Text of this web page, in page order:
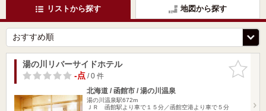
リストから探す 地図から探す
お気に入
りに追加
湯の川リバーサイドホテル
-点/ 0 件
北海道 / 函館市 / 湯の川温泉
湯の川温泉駅672m
ＪＲ 函館駅より車で１５分／函館空港より車で５分